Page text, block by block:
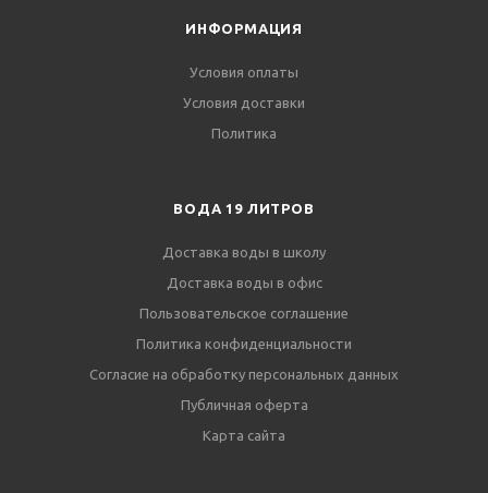
ИНФОРМАЦИЯ
Условия оплаты
Условия доставки
Политика
ВОДА 19 ЛИТРОВ
Доставка воды в школу
Доставка воды в офис
Пользовательское соглашение
Политика конфиденциальности
Согласие на обработку персональных данных
Публичная оферта
Карта сайта